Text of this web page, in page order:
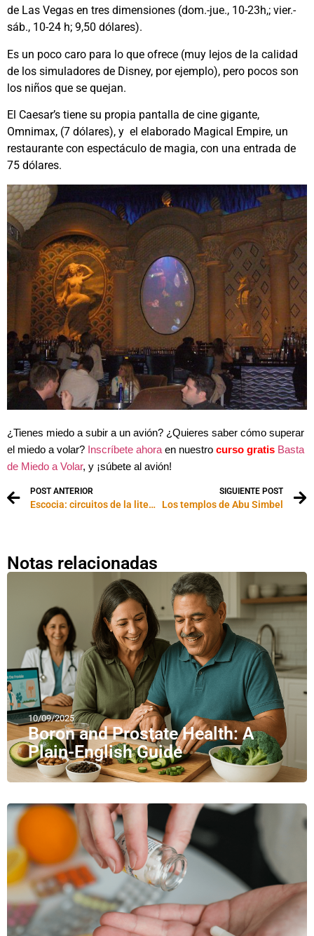
de Las Vegas en tres dimensiones (dom.-jue., 10-23h,; vier.-
sáb., 10-24 h; 9,50 dólares).
Es un poco caro para lo que ofrece (muy lejos de la calidad
de los simuladores de Disney, por ejemplo), pero pocos son
los niños que se quejan.
El Caesar’s tiene su propia pantalla de cine gigante,
Omnimax, (7 dólares), y el elaborado Magical Empire, un
restaurante con espectáculo de magia, con una entrada de
75 dólares.
¿Tienes miedo a subir a un avión? ¿Quieres saber cómo superar
el miedo a volar? Inscríbete ahora en nuestro curso gratis Basta
de Miedo a Volar, y ¡súbete al avión!
POST ANTERIOR
Escocia: circuitos de la literatura y el cine
SIGUIENTE POST
Los templos de Abu Simbel
Notas relacionadas
10/09/2025
Boron and Prostate Health: A
Plain-English Guide